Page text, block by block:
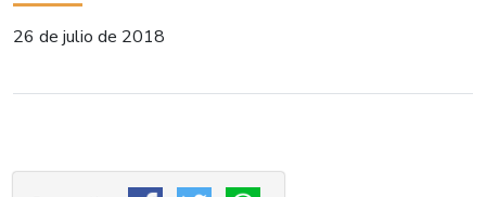
26 de julio de 2018